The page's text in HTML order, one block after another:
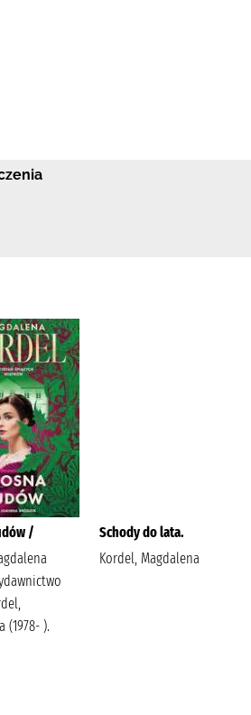
/
(1978- ).
Schody do lata.
Kordel, Magdalena